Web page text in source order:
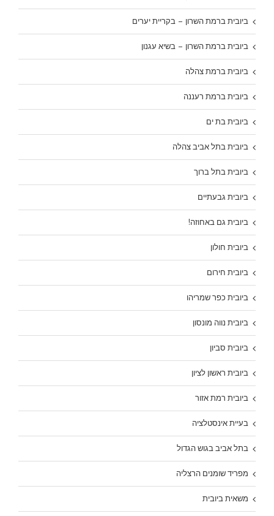
ביובית ברמת השרון – בקריית יערים
ביובית ברמת השרון – בשיא עגנון
ביובית ברמת צהלה
ביובית ברמת רעננה
ביובית בת ים
ביובית בתל אביב צהלה
ביובית בתל ברוך
ביובית גבעתיים
ביובית גם באחוזה!
ביובית חולון
ביובית חירום
ביובית כפר שמריהו
ביובית נווה מונסון
ביובית סביון
ביובית ראשון לציון
ביובית רמת אזור
בעיית אינסטלציה
בתל אביב בגוש הגדול
מפריד שומנים הרצליה
משאית ביובית